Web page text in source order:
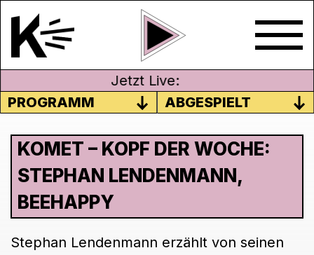
Jetzt Live:
PROGRAMM
ABGESPIELT
KOMET – KOPF DER WOCHE:
STEPHAN LENDENMANN,
BEEHAPPY
Stephan Lendenmann erzählt von seinen